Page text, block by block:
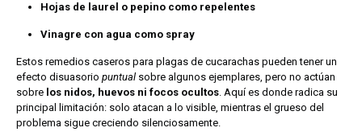
Hojas de laurel o pepino como repelentes
Vinagre con agua como spray
Estos remedios caseros para plagas de cucarachas pueden tener un
efecto disuasorio puntual sobre algunos ejemplares, pero no actúan
sobre los nidos, huevos ni focos ocultos. Aquí es donde radica su
principal limitación: solo atacan a lo visible, mientras el grueso del
problema sigue creciendo silenciosamente.